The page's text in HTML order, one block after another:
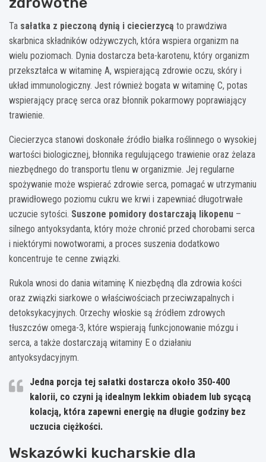
Ta sałatka z pieczoną dynią i ciecierzycą to prawdziwa
skarbnica składników odżywczych, która wspiera organizm na
wielu poziomach. Dynia dostarcza beta-karotenu, który organizm
przekształca w witaminę A, wspierającą zdrowie oczu, skóry i
układ immunologiczny. Jest również bogata w witaminę C, potas
wspierający pracę serca oraz błonnik pokarmowy poprawiający
trawienie.
Ciecierzyca stanowi doskonałe źródło białka roślinnego o wysokiej
wartości biologicznej, błonnika regulującego trawienie oraz żelaza
niezbędnego do transportu tlenu w organizmie. Jej regularne
spożywanie może wspierać zdrowie serca, pomagać w utrzymaniu
prawidłowego poziomu cukru we krwi i zapewniać długotrwałe
uczucie sytości. Suszone pomidory dostarczają likopenu –
silnego antyoksydanta, który może chronić przed chorobami serca
i niektórymi nowotworami, a proces suszenia dodatkowo
koncentruje te cenne związki.
Rukola wnosi do dania witaminę K niezbędną dla zdrowia kości
oraz związki siarkowe o właściwościach przeciwzapalnych i
detoksykacyjnych. Orzechy włoskie są źródłem zdrowych
tłuszczów omega-3, które wspierają funkcjonowanie mózgu i
serca, a także dostarczają witaminy E o działaniu
antyoksydacyjnym.
Jedna porcja tej sałatki dostarcza około 350-400
kalorii, co czyni ją idealnym lekkim obiadem lub sycącą
kolacją, która zapewni energię na długie godziny bez
uczucia ciężkości.
Wskazówki kucharskie dla